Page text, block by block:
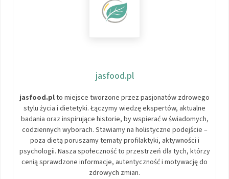
jasfood.pl
jasfood.plto miejsce tworzone przez pasjonatów zdrowego
stylu życia i dietetyki. Łączymy wiedzę ekspertów, aktualne
badania oraz inspirujące historie, by wspierać w świadomych,
codziennych wyborach. Stawiamy na holistyczne podejście –
poza dietą poruszamy tematy profilaktyki, aktywności i
psychologii. Nasza społeczność to przestrzeń dla tych, którzy
cenią sprawdzone informacje, autentyczność i motywację do
zdrowych zmian.